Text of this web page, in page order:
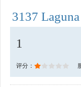
3137
1
评分：